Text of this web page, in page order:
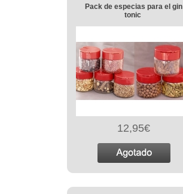
Pack de especias para el gin
tonic
12,95€